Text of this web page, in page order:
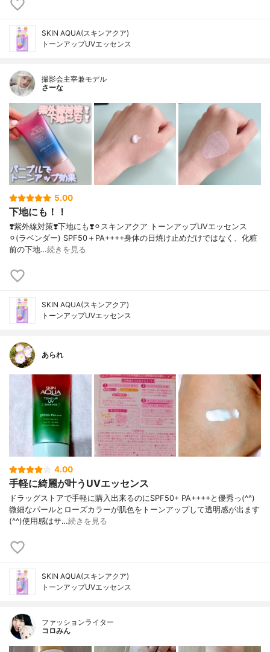
SKIN AQUA(スキンアクア)
トーンアップUVエッセンス
撮影会主宰兼モデル
さーな
5.00
下地にも！！
❣️紫外線対策❣️下地にも❣️⚪︎スキンアクア トーンアップUVエッセンス
⚪︎(ラベンダー) SPF50＋PA++++身体の日焼け止めだけではなく、化粧
前の下地…続きを見る
SKIN AQUA(スキンアクア)
トーンアップUVエッセンス
あられ
4.00
手軽に綺麗が叶うUVエッセンス
ドラッグストアで手軽に購入出来るのにSPF50+ PA++++と優秀っ(^^)
微細なパールとローズカラーが肌色をトーンアップして透明感が出ます
(^^)使用感はサ…続きを見る
SKIN AQUA(スキンアクア)
トーンアップUVエッセンス
ファッションライター
コロみん